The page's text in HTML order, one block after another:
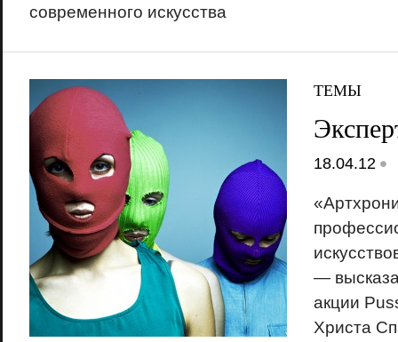
современного искусства
ТЕМЫ
18.04.12 •
—
акции
Христа